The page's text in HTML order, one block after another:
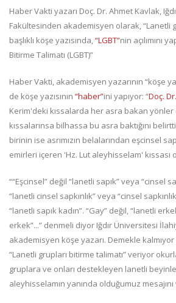
Haber Vakti yazarı Doç. Dr. Ahmet Kavlak,
Fakültesinden akademisyen olarak, “Lanetli
başlıklı köşe yazısında,“LGBT”nin açılımını
Bitirme Talimatı (LGBT)”
Haber Vakti, akademisyen yazarının “köşe
de köşe yazısının “haber”ini yapıyor: “Doç.
Kerim'deki kıssalarda her asra bakan yönler
kıssalarınsa bilhassa bu asra baktığını
birinin ise asrımızın belalarından eşcinsel
emirleri içeren 'Hz. Lut aleyhisselam' kıssası
““Eşcinsel” değil “lanetli sapık” veya “cinsel
“lanetli cinsel sapkınlık” veya “cinsel
“lanetli sapık kadın”. “Gay” değil, “lanetli
erkek”...” denmeli diyor Iğdır Üniversitesi
akademisyen köşe yazarı. Demekle
“Lanetli grupları bitirme talimatı” veriyor
gruplara ve onları destekleyen lanetli
aleyhisselamın yanında olduğumuz